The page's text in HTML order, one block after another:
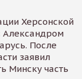
Херсонской
Александром
После
заявил
Минску часть